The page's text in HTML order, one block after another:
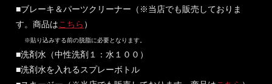
■ブレーキ＆パーツクリーナー（※当店でも販売しておりま
す。商品はこちら ）
※貼り込みする前の脱脂に必要となります。
■洗剤水（中性洗剤１：水１００）
■洗剤水を入れるスプレーボトル